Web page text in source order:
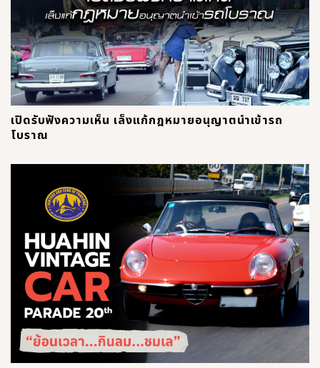
เปิดรับฟังความเห็น เล็งแก้กฎหมายอนุญาตนำเข้ารถ
โบราณ